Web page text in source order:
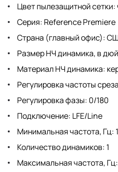
Цвет пылезащитной сетки:
Серия: Reference Premiere
Страна (главный офис):
Размер НЧ динамика, в
Материал НЧ динамика:
Регулировка частоты
Регулировка фазы: 0/180
Подключение: LFE/Line
Минимальная частота, Гц:
Количество динамиков: 1
Максимальная частота, Гц: